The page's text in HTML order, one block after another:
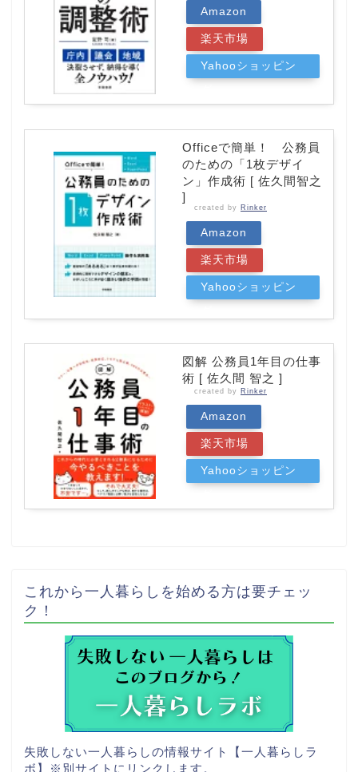
Amazon
楽天市場
Yahooショッピン
Officeで簡単！ 公務員
のための「1枚デザイ
ン」作成術 [ 佐久間智之
]
created by Rinker
Amazon
楽天市場
Yahooショッピン
図解 公務員1年目の仕事
術 [ 佐久間 智之 ]
created by Rinker
Amazon
楽天市場
Yahooショッピン
これから一人暮らしを始める方は要チェッ
ク！
失敗しない一人暮らしの情報サイト【一人暮らしラ
ボ】
※別サイトにリンクします。